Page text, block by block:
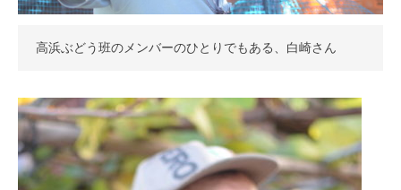
高浜ぶどう班のメンバーのひとりでもある、白崎さん